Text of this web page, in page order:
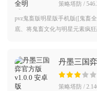
策略塔防 /
pvz鬼畜版明星版手机版([鬼畜
底、将鬼畜文化与明星元素疯
丹墨三国
策略塔防 /